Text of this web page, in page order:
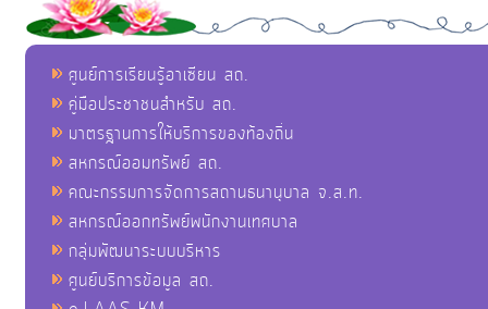
ศูนย์การเรียนรู้อาเซียน สถ.
คู่มือประชาชนสำหรับ สถ.
มาตรฐานการให้บริการของท้องถิ่น
สหกรณ์ออมทรัพย์ สถ.
คณะกรรมการจัดการสถานธนานุบาล จ.ส.ท.
สหกรณ์ออกทรัพย์พนักงานเทศบาล
กลุ่มพัฒนาระบบบริหาร
ศูนย์บริการข้อมูล สถ.